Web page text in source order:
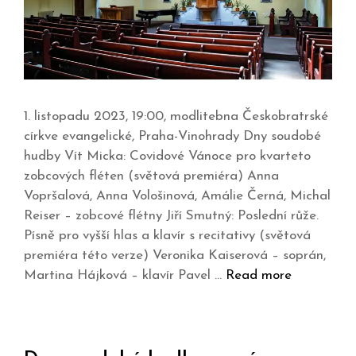
1. listopadu 2023, 19:00, modlitebna Českobratrské
církve evangelické, Praha-Vinohrady Dny soudobé
hudby Vít Micka: Covidové Vánoce pro kvarteto
zobcových fléten (světová premiéra) Anna
Vopršalová, Anna Vološinová, Amálie Černá, Michal
Reiser – zobcové flétny Jiří Smutný: Poslední růže.
Písně pro vyšší hlas a klavír s recitativy (světová
premiéra této verze) Veronika Kaiserová – soprán,
Martina Hájková – klavír Pavel … Read more